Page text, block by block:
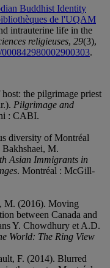
Buddhist Identity
de l'UQAM
intrauterine life in the
religieuses, 29(3),
.
the pilgrimage priest
Pilgrimage and
: CABI.
diversity of Montréal
M.
Asian Immigrants in
. Montréal : McGill-
M. (2016). Moving
between Canada and
Y. Chowdhury et A.D.
World: The Ring View
F. (2014). Blurred